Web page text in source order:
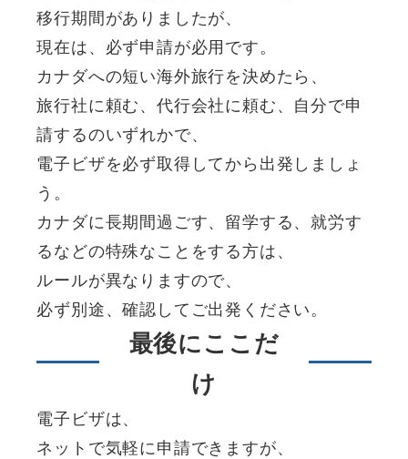
移行期間がありましたが、
現在は、必ず申請が必用です。
カナダへの短い海外旅行を決めたら、
旅行社に頼む、代行会社に頼む、自分で申
請するのいずれかで、
電子ビザを必ず取得してから出発しましょ
う。
カナダに長期間過ごす、留学する、就労す
るなどの特殊なことをする方は、
ルールが異なりますので、
必ず別途、確認してご出発ください。
最後にここだ
け
電子ビザは、
ネットで気軽に申請できますが、